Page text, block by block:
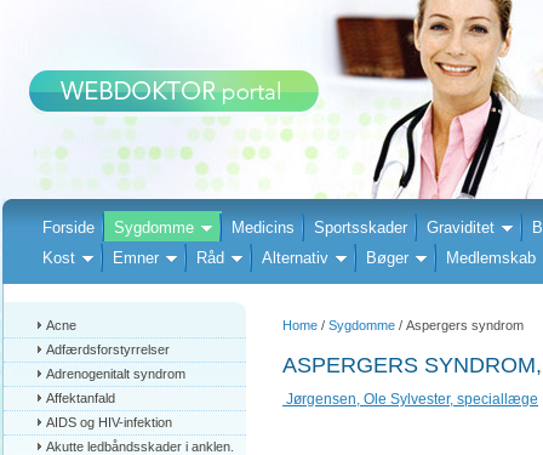
Forside Sygdomme Medicins Sportsskader Graviditet
Kost
Emner Råd Alternativ Bøger Medlemskab
Acne
Adfærdsforstyrrelser
Adrenogenitalt syndrom
Affektanfald
AIDS og HIV-infektion
Akutte ledbåndsskader i anklen.
Home / Sygdomme / Aspergers syndrom
ASPERGERS
Jørgensen, Ole Sylvester, speciallæge